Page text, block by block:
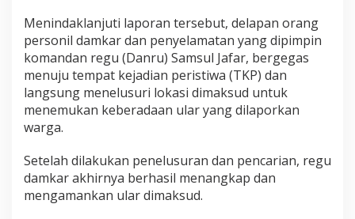
o
m
a
t
e
'
n
e
Menindaklanjuti laporan tersebut, delapan orang
personil damkar dan penyelamatan yang dipimpin
komandan regu (Danru) Samsul Jafar, bergegas
menuju tempat kejadian peristiwa (TKP) dan
langsung menelusuri lokasi dimaksud untuk
menemukan keberadaan ular yang dilaporkan
warga.
Setelah dilakukan penelusuran dan pencarian, regu
damkar akhirnya berhasil menangkap dan
mengamankan ular dimaksud.